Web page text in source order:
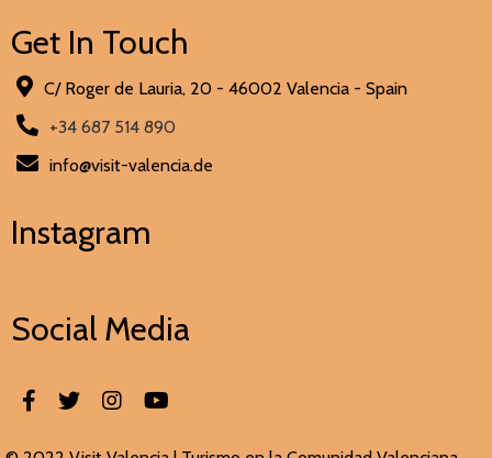
Get In Touch
C/ Roger de Lauria, 20 - 46002 Valencia - Spain
+34 687 514 890
info@visit-valencia.de
Instagram
Social Media